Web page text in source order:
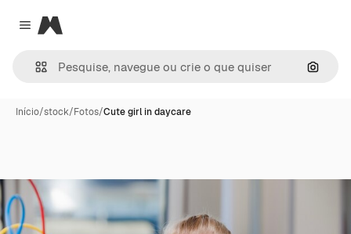
Close menu
Magnific
Início/stock/Fotos/Cute girl in daycare